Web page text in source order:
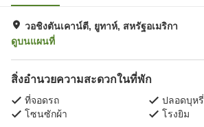
วอชิงตันเคาน์ตี, ยูทาห์, สหรัฐอเมริกา
ดูบนแผนที่
สิ่งอำนวยความสะดวกในที่พัก
ที่จอดรถ
ปลอดบุหรี่
โซนซักผ้า
โรงยิม